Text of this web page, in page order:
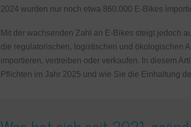
2024 wurden nur noch etwa 860.000 E-Bikes
Mit der wachsenden Zahl an E-Bikes steigt jedoch
die regulatorischen, logistischen und ökologischen
importieren, vertreiben oder verkaufen. In diesem
Pflichten im Jahr 2025 und wie Sie die Einhaltung